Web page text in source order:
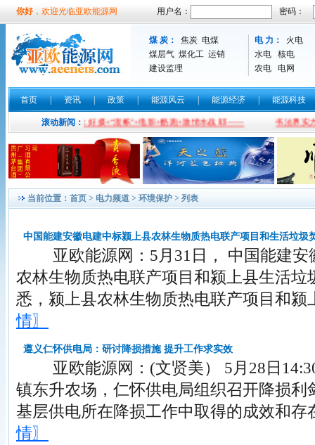
你好，欢迎光临亚欧能源网 用户名： 密码：
煤 炭： 焦炭 电煤
煤层气 煤化工 运销
建设监理
电 力：
火电
水电
核电
农电
电网
首页 | 资讯 | 政策 | 能源风云 | 能源经济 | 能源科技
滚动新闻：
石城山嗨翻天：好摄+“混帐”+电影+酷跑+激情水战 耶—— 书法界实力派
当前位置： 首页 > 电力频道 > 环境保护 > 列表
中国能建安徽电建中标颍上县农林生物质热电联产项目和生活垃圾
亚欧能源网：5月31日， 中国能建安
农林生物质热电联产项目和颍上县生活垃
悉，颍上县农林生物质热电联产项目和
情〗
遵义仁怀供电局：研讨降损措施 提升工作求实效
亚欧能源网：(文贤美） 5月28日
镇东升农场，仁怀供电局组织召开降损利
基层供电所在降损工作中取得的成效和
情〗